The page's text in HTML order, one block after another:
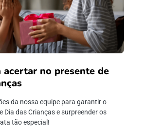
acertar no presente de
da nossa equipe para garantir o
Dia das Crianças e surpreender os
tão especial!